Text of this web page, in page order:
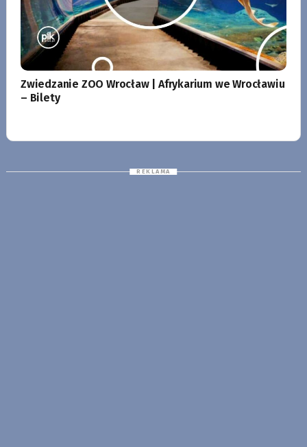
Zwiedzanie ZOO Wrocław | Afrykarium we Wrocławiu
– Bilety